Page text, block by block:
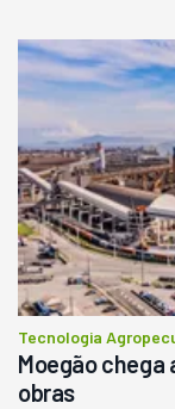
Tecnologia
Moegão chega
obras